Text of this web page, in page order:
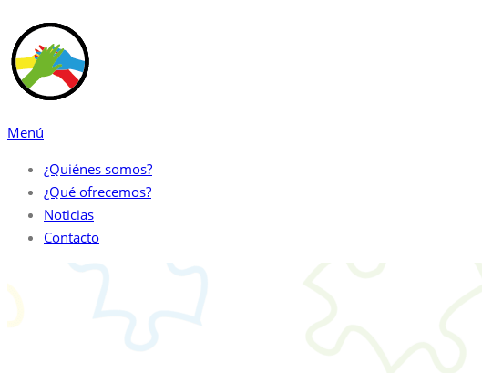
al
contenido
Menú
¿Quiénes somos?
¿Qué ofrecemos?
Noticias
Contacto